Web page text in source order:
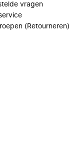
vragen
(Retourneren)